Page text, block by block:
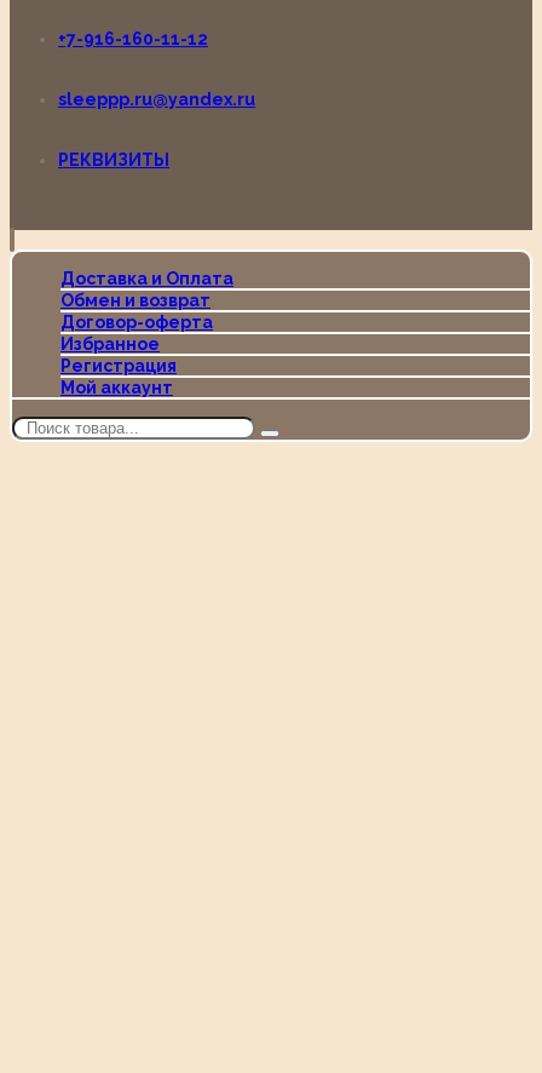
+7-916-160-11-12
sleeppp.ru@yandex.ru
РЕКВИЗИТЫ
Доставка и Оплата
Обмен и возврат
Договор-оферта
Избранное
Регистрация
Мой аккаунт